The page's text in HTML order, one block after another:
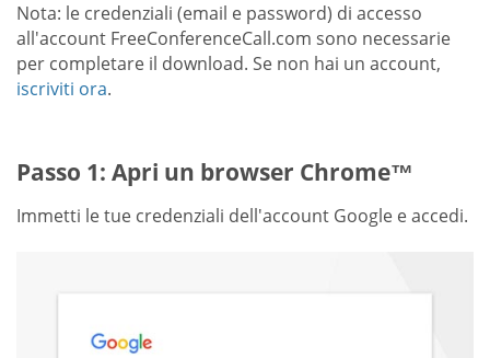
Nota: le credenziali (email e password) di accesso
all'account FreeConferenceCall.com sono necessarie
per completare il download. Se non hai un account,
iscriviti ora.
Passo 1: Apri un browser Chrome™
Immetti le tue credenziali dell'account Google e accedi.